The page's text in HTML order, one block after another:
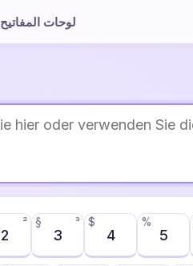
لوحات المفاتيح
2
²
3
§ ³
4
$
5
%